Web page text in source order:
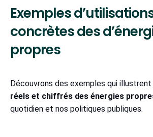
Exemples
concrètes des
propres
Découvrons des exemples qui illustrent
réels et chiffrés des énergies
quotidien et nos politiques publiques.